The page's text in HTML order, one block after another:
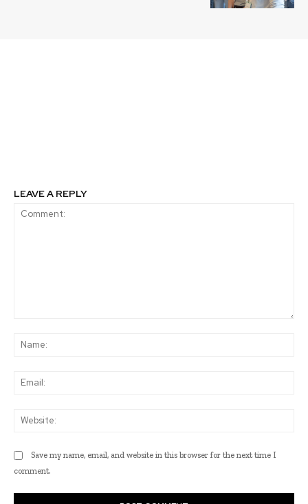
LEAVE A REPLY
Save my name, email, and website in this browser for the next time I
comment.